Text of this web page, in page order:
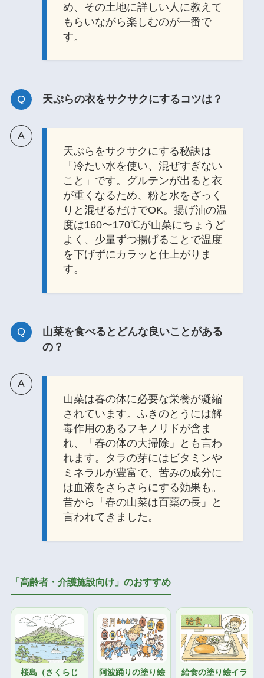
め、その土地に詳しい人に教えて
もらいながら楽しむのが一番で
す。
天ぷらの衣をサクサクにするコツは？
天ぷらをサクサクにする秘訣は
「冷たい水を使い、混ぜすぎない
こと」です。グルテンが出ると衣
が重くなるため、粉と水をざっく
りと混ぜるだけでOK。揚げ油の温
度は160〜170℃が山菜にちょうど
よく、少量ずつ揚げることで温度
を下げずにカラッと仕上がりま
す。
山菜を食べるとどんな良いことがある
の？
山菜は春の体に必要な栄養が凝縮
されています。ふきのとうには解
毒作用のあるフキノリドが含ま
れ、「春の体の大掃除」とも言わ
れます。タラの芽にはビタミンや
ミネラルが豊富で、苦みの成分に
は血液をさらさらにする効果も。
昔から「春の山菜は百薬の長」と
言われてきました。
「高齢者・介護施設向け」のおすすめ
桜島（さくらじ
阿波踊りの塗り絵
給食の塗り絵イラ